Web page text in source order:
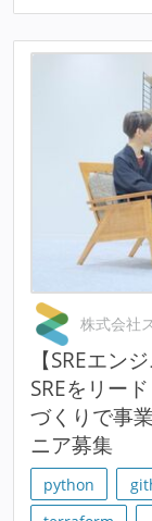
株式会社
【SREエン
SREをリー
づくりで事
ニア募集
python